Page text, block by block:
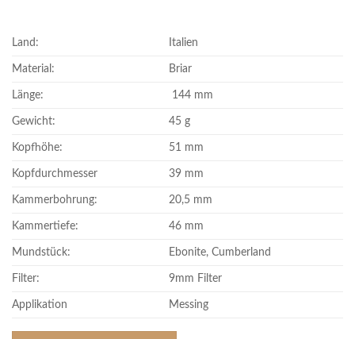
Land: Italien
Material: Briar
Länge: 144 mm
Gewicht: 45 g
Kopfhöhe: 51 mm
Kopfdurchmesser 39 mm
Kammerbohrung: 20,5 mm
Kammertiefe: 46 mm
Mundstück: Ebonite, Cumberland
Filter: 9mm Filter
Applikation Messing